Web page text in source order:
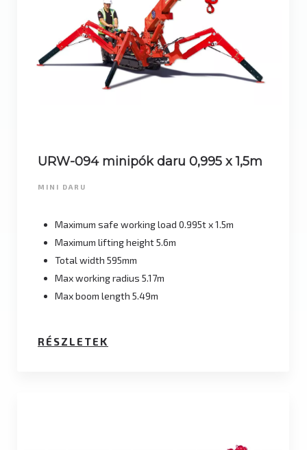
URW-094 minipók daru 0,995 x 1,5m
MINI DARU
Maximum safe working load 0.995t x 1.5m
Maximum lifting height 5.6m
Total width 595mm
Max working radius 5.17m
Max boom length 5.49m
RÉSZLETEK